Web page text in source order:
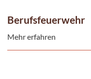
Berufsfeuerwehr
Mehr erfahren